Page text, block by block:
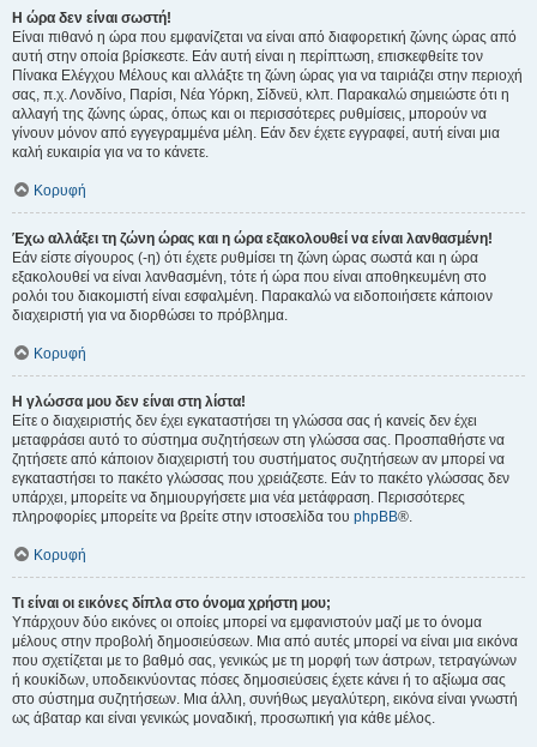
Η ώρα δεν είναι σωστή!
Είναι πιθανό η ώρα που εμφανίζεται να είναι από διαφορετική ζώνης ώρας από
αυτή στην οποία βρίσκεστε. Εάν αυτή είναι η περίπτωση, επισκεφθείτε τον
Πίνακα Ελέγχου Μέλους και αλλάξτε τη ζώνη ώρας για να ταιριάζει στην περιοχή
σας, π.χ. Λονδίνο, Παρίσι, Νέα Υόρκη, Σίδνεϋ, κλπ. Παρακαλώ σημειώστε ότι η
αλλαγή της ζώνης ώρας, όπως και οι περισσότερες ρυθμίσεις, μπορούν να
γίνουν μόνον από εγγεγραμμένα μέλη. Εάν δεν έχετε εγγραφεί, αυτή είναι μια
καλή ευκαιρία για να το κάνετε.
Κορυφή
Έχω αλλάξει τη ζώνη ώρας και η ώρα εξακολουθεί να είναι λανθασμένη!
Εάν είστε σίγουρος (-η) ότι έχετε ρυθμίσει τη ζώνη ώρας σωστά και η ώρα
εξακολουθεί να είναι λανθασμένη, τότε ή ώρα που είναι αποθηκευμένη στο
ρολόι του διακομιστή είναι εσφαλμένη. Παρακαλώ να ειδοποιήσετε κάποιον
διαχειριστή για να διορθώσει το πρόβλημα.
Κορυφή
Η γλώσσα μου δεν είναι στη λίστα!
Είτε ο διαχειριστής δεν έχει εγκαταστήσει τη γλώσσα σας ή κανείς δεν έχει
μεταφράσει αυτό το σύστημα συζητήσεων στη γλώσσα σας. Προσπαθήστε να
ζητήσετε από κάποιον διαχειριστή του συστήματος συζητήσεων αν μπορεί να
εγκαταστήσει το πακέτο γλώσσας που χρειάζεστε. Εάν το πακέτο γλώσσας δεν
υπάρχει, μπορείτε να δημιουργήσετε μια νέα μετάφραση. Περισσότερες
πληροφορίες μπορείτε να βρείτε στην ιστοσελίδα του phpBB®.
Κορυφή
Τι είναι οι εικόνες δίπλα στο όνομα χρήστη μου;
Υπάρχουν δύο εικόνες οι οποίες μπορεί να εμφανιστούν μαζί με το όνομα
μέλους στην προβολή δημοσιεύσεων. Μια από αυτές μπορεί να είναι μια εικόνα
που σχετίζεται με το βαθμό σας, γενικώς με τη μορφή των άστρων, τετραγώνων
ή κουκίδων, υποδεικνύοντας πόσες δημοσιεύσεις έχετε κάνει ή το αξίωμα σας
στο σύστημα συζητήσεων. Μια άλλη, συνήθως μεγαλύτερη, εικόνα είναι γνωστή
ως άβαταρ και είναι γενικώς μοναδική, προσωπική για κάθε μέλος.